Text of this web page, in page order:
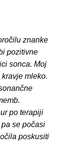
znanke
pozitivne
sonca. Moj
mleko.
po terapiji
se počasi
poskusiti